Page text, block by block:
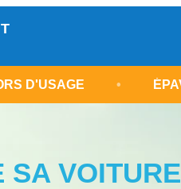
• ÉPAVISTE
SA